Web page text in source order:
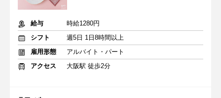
給与
時給1280円
シフト
週5日 1日8時間以上
雇用形態
アルバイト・パート
アクセス
大阪駅 徒歩2分